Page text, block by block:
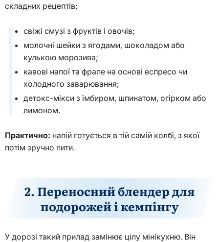
складних рецептів:
свіжі смузі з фруктів і овочів;
молочні шейки з ягодами, шоколадом або
кулькою морозива;
кавові напої та фрапе на основі еспресо чи
холодного заварювання;
детокс-мікси з імбиром, шпинатом, огірком або
лимоном.
Практично: напій готується в тій самій колбі, з якої
потім зручно пити.
2. Переносний блендер для
подорожей і кемпінгу
У дорозі такий прилад замінює цілу мінікухню. Він